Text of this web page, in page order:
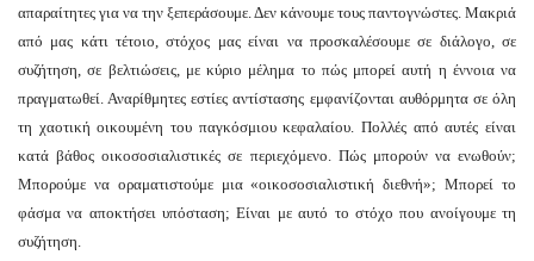
απαραίτητες για να την ξεπεράσουμε. Δεν κάνουμε τους παντογνώστες. Μακριά
από μας κάτι τέτοιο, στόχος μας είναι να προσκαλέσουμε σε διάλογο, σε
συζήτηση, σε βελτιώσεις, με κύριο μέλημα το πώς μπορεί αυτή η έννοια να
πραγματωθεί. Αναρίθμητες εστίες αντίστασης εμφανίζονται αυθόρμητα σε όλη
τη χαοτική οικουμένη του παγκόσμιου κεφαλαίου. Πολλές από αυτές είναι
κατά βάθος οικοσοσιαλιστικές σε περιεχόμενο. Πώς μπορούν να ενωθούν;
Μπορούμε να οραματιστούμε μια «οικοσοσιαλιστική διεθνή»; Μπορεί το
φάσμα να αποκτήσει υπόσταση; Είναι με αυτό το στόχο που ανοίγουμε τη
συζήτηση.